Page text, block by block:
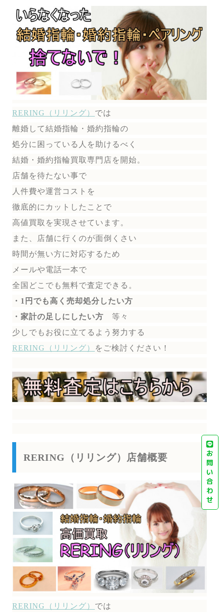
RERING（リリング） では
離婚して結婚指輪・婚約指輪の
処分に困っている人を助けるべく
結婚・婚約指輪買取専門店を開始。
店舗を待たない事で
人件費や運営コストを
徹底的にカットしたことで
高値買取を実現させています。
また、店舗に行くのが面倒くさい
時間が無い方に対応するため
メールや電話一本で
全国どこでも無料で査定できる。
・1円でも高く売却処分したい方
・家計の足しにしたい方 等々
少しでもお役に立てるよう努力する
RERING（リリング）
を ご検討ください！
RERING（リリング）店舗概要
RERING（リリング） では
お
問
い
合
わ
せ